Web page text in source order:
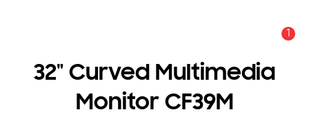
1
32" Curved Multimedia
Monitor CF39M